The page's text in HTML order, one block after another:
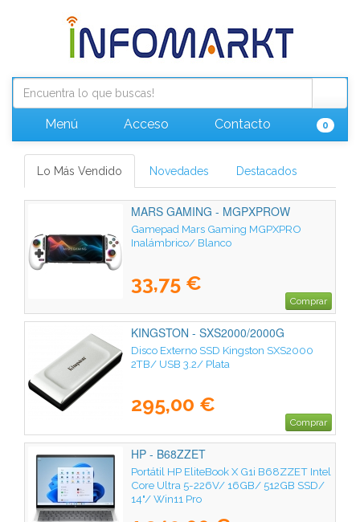
Menú Acceso Contacto 0
Lo Más Vendido Novedades Destacados
MARS GAMING - MGPXPROW
Gamepad Mars Gaming MGPXPRO
Inalámbrico/ Blanco
33,75 €
Comprar
KINGSTON - SXS2000/2000G
Disco Externo SSD Kingston SXS2000
2TB/ USB 3.2/ Plata
295,00 €
Comprar
HP - B68ZZET
Portátil HP EliteBook X G1i B68ZZET Intel
Core Ultra 5-226V/ 16GB/ 512GB SSD/
14"/ Win11 Pro